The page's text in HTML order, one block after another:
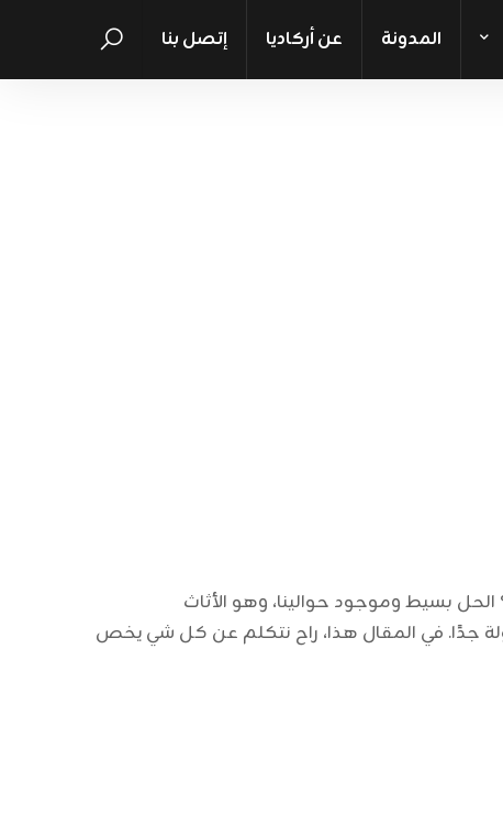
المدونة عن أركاديا إتصل بنا
الحل بسيط وموجود حوالينا، وهو الأثاث
جدًا. في المقال هذا، راح نتكلم عن كل شي يخص